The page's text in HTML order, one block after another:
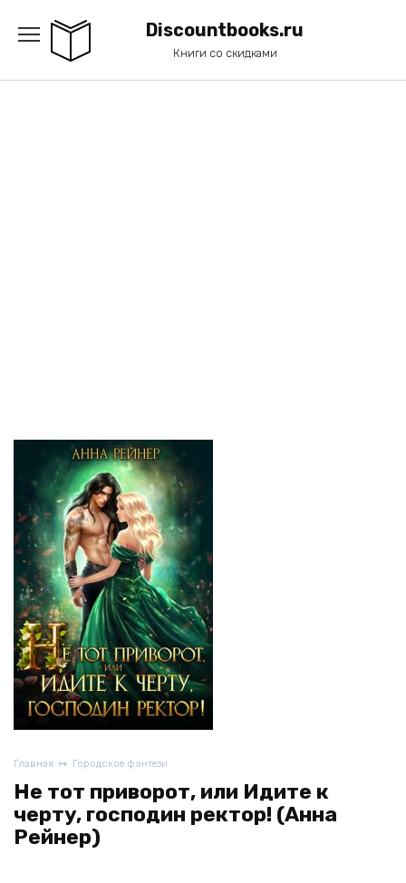
содержанию
Discountbooks.ru
Книги со скидками
Главная Городское фэнтези
Не тот приворот, или Идите к
черту, господин ректор! (Анна
Рейнер)